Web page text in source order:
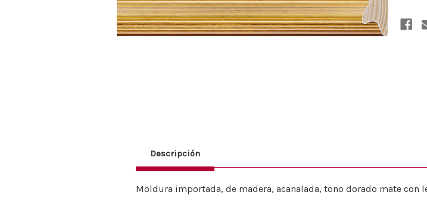
Descripción
Moldura importada, de madera, acanalada, tono dorado mate con